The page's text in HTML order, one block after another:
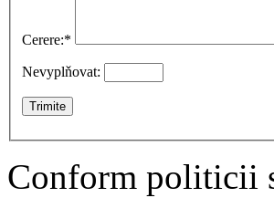
Cerere:*
Nevyplňovat:
Conform politicii